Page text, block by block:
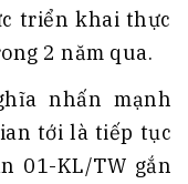
triển khai thực
2 năm qua.
nhấn mạnh
tới là tiếp tục
01-KL/TW gắn